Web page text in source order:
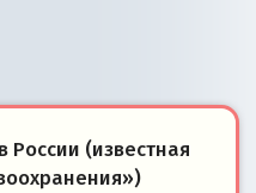
(известная